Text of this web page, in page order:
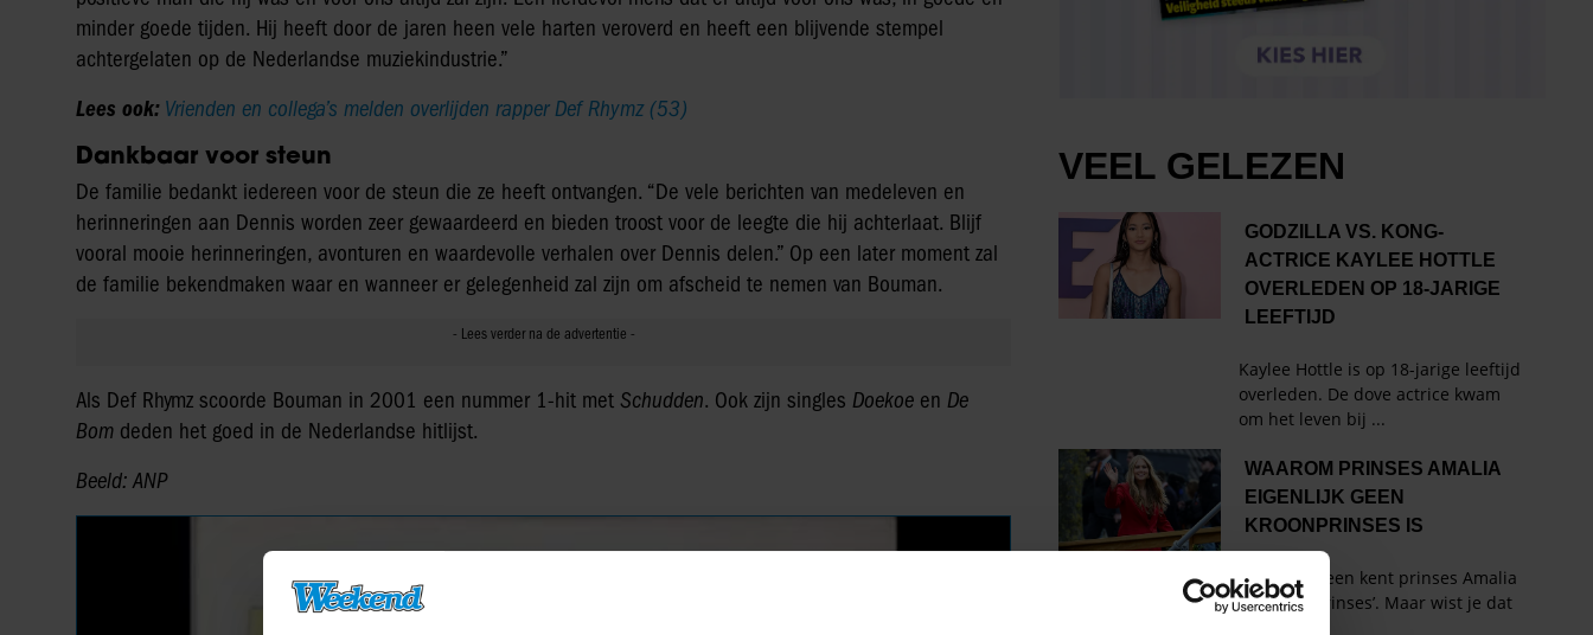
minder goede tijden. Hij heeft door de jaren heen vele harten veroverd en heeft een blijvende stempel
achtergelaten op de Nederlandse muziekindustrie.”
Lees ook: Vrienden en collega’s melden overlijden rapper Def Rhymz (53)
Dankbaar voor steun
De familie bedankt iedereen voor de steun die ze heeft ontvangen. “De vele berichten van medeleven en
herinneringen aan Dennis worden zeer gewaardeerd en bieden troost voor de leegte die hij achterlaat. Blijf
vooral mooie herinneringen, avonturen en waardevolle verhalen over Dennis delen.” Op een later moment zal
de familie bekendmaken waar en wanneer er gelegenheid zal zijn om afscheid te nemen van Bouman.
Als Def Rhymz scoorde Bouman in 2001 een nummer 1-hit met Schudden. Ook zijn singles Doekoe en De
Bom deden het goed in de Nederlandse hitlijst.
Beeld: ANP